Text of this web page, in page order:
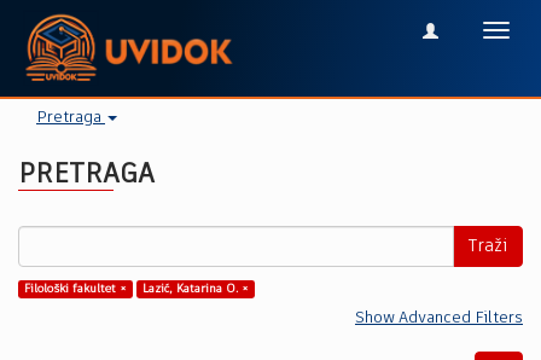
Pretraga
PRETRAGA
Traži
Filološki fakultet × Lazić, Katarina O. ×
Show Advanced Filters